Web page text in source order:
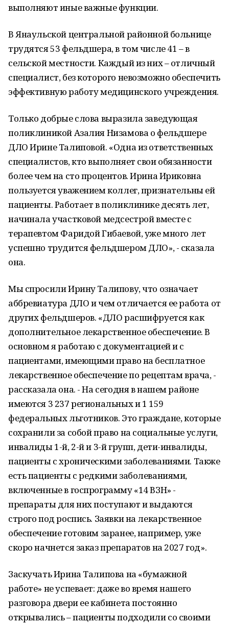
выполняют иные важные функции.
В Янаульской центральной районной больнице
трудятся 53 фельдшера, в том числе 41 – в
сельской местности. Каждый из них – отличный
специалист, без которого невозможно обеспечить
эффективную работу медицинского учреждения.
Только добрые слова выразила заведующая
поликлиникой Азалия Низамова о фельдшере
ДЛО Ирине Талиповой. «Одна из ответственных
специалистов, кто выполняет свои обязанности
более чем на сто процентов. Ирина Ириковна
пользуется уважением коллег, признательны ей
пациенты. Работает в поликлинике десять лет,
начинала участковой медсестрой вместе с
терапевтом Фаридой Гибаевой, уже много лет
успешно трудится фельдшером ДЛО», - сказала
она.
Мы спросили Ирину Талипову, что означает
аббревиатура ДЛО и чем отличается ее работа от
других фельдшеров. «ДЛО расшифруется как
дополнительное лекарственное обеспечение. В
основном я работаю с документацией и с
пациентами, имеющими право на бесплатное
лекарственное обеспечение по рецептам врача, -
рассказала она. - На сегодня в нашем районе
имеются 3 237 региональных и 1 159
федеральных льготников. Это граждане, которые
сохранили за собой право на социальные услуги,
инвалиды 1-й, 2-й и 3-й групп, дети-инвалиды,
пациенты с хроническими заболеваниями. Также
есть пациенты с редкими заболеваниями,
включенные в госпрограмму «14 ВЗН» -
препараты для них поступают и выдаются
строго под роспись. Заявки на лекарственное
обеспечение готовим заранее, например, уже
скоро начнется заказ препаратов на 2027 год».
Заскучать Ирина Талипова на «бумажной
работе» не успевает: даже во время нашего
разговора двери ее кабинета постоянно
открывались – пациенты подходили со своими